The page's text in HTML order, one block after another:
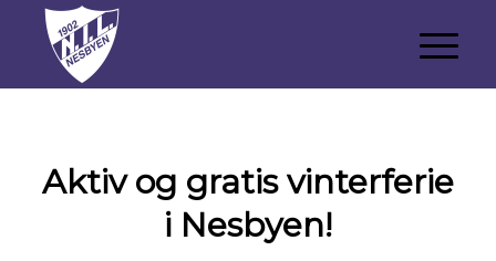
Aktiv og gratis vinterferie
i Nesbyen!